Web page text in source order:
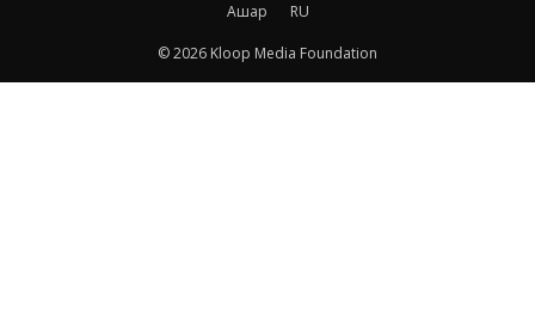
Ашар
RU
© 2026 Kloop Media Foundation